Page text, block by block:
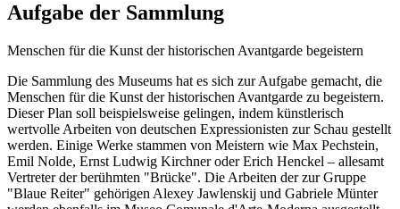
Aufgabe der Sammlung
Menschen für die Kunst der historischen Avantgarde begeistern
Die Sammlung des Museums hat es sich zur Aufgabe gemacht, die
Menschen für die Kunst der historischen Avantgarde zu begeistern.
Dieser Plan soll beispielsweise gelingen, indem künstlerisch
wertvolle Arbeiten von deutschen Expressionisten zur Schau gestellt
werden. Einige Werke stammen von Meistern wie Max Pechstein,
Emil Nolde, Ernst Ludwig Kirchner oder Erich Henckel – allesamt
Vertreter der berühmten "Brücke". Die Arbeiten der zur Gruppe
"Blaue Reiter" gehörigen Alexey Jawlenskij und Gabriele Münter